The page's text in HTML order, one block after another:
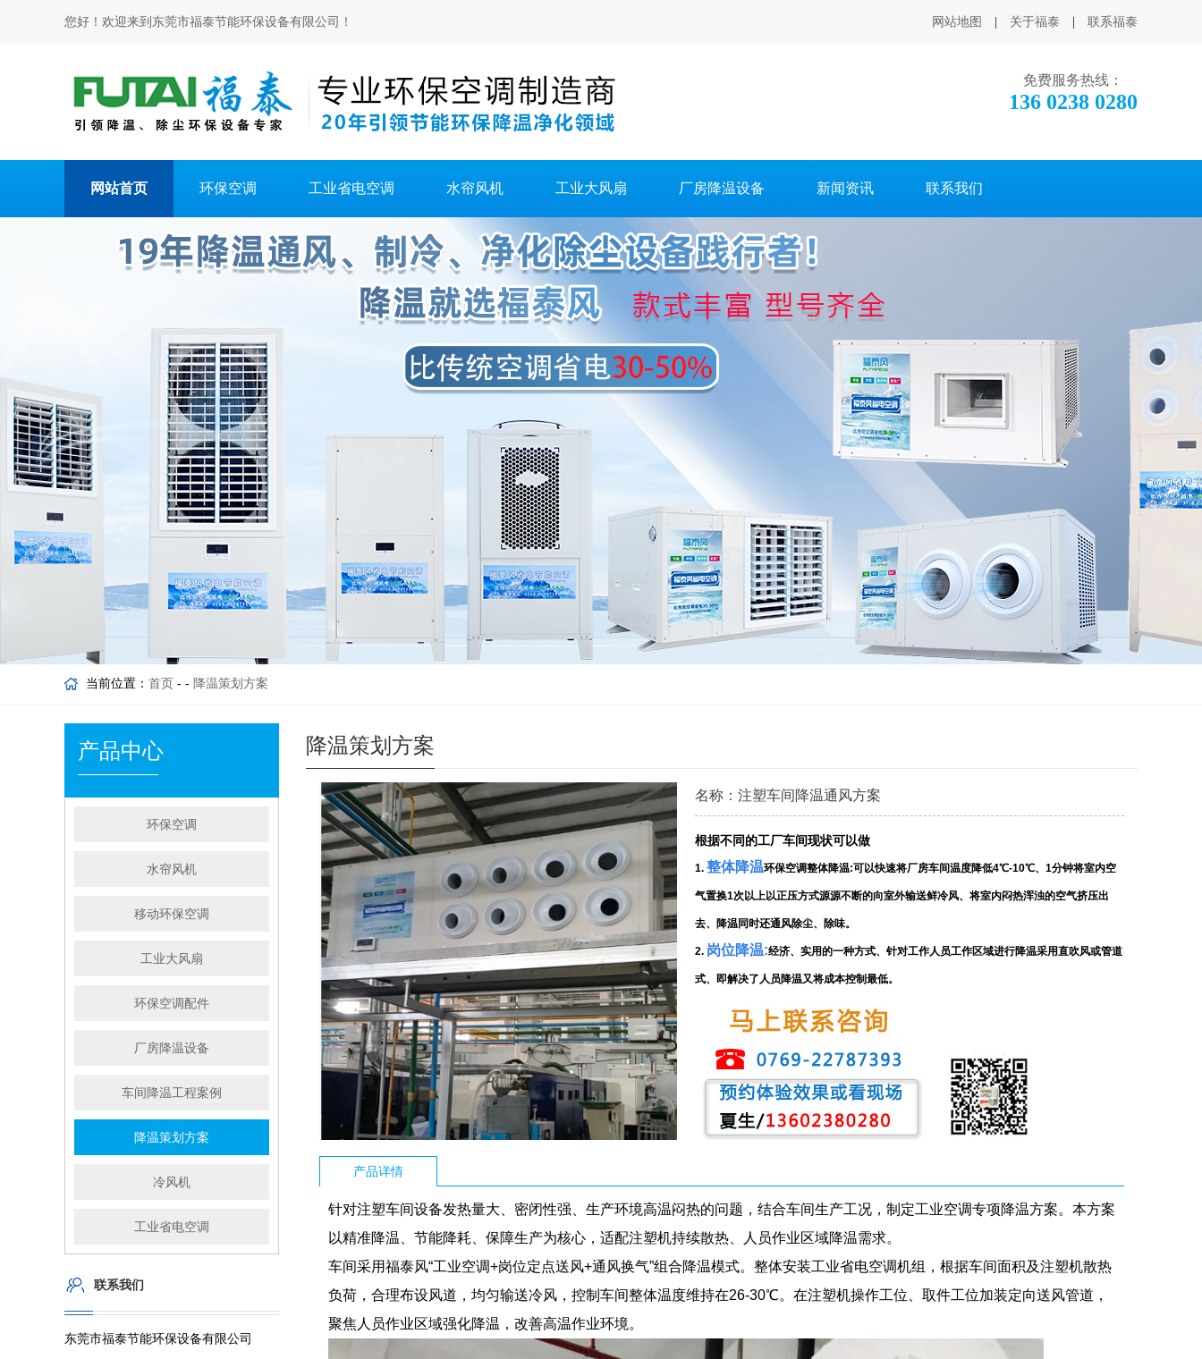
您好！欢迎来到东莞市福泰节能环保设备有限公司！ 网站地图 关于福泰 联系福泰
免费服务热线：
136 0238 0280
网站首页 环保空调 工业省电空调 水帘风机 工业大风扇 厂房降温设备 新闻资讯 联系我们
当前位置： 首页 - - 降温策划方案
产品中心
环保空调
水帘风机
移动环保空调
工业大风扇
环保空调配件
厂房降温设备
车间降温工程案例
降温策划方案
冷风机
工业省电空调
联系我们
东莞市福泰节能环保设备有限公司
降温策划方案
名称：注塑车间降温通风方案
根据不同的工厂车间现状可以做
1. 整体降温环保空调整体降温:可以快速将厂房车间温度降低4℃-10℃、1分钟将室内空
气置换1次以上以正压方式源源不断的向室外输送鲜冷风、将室内闷热浑浊的空气挤压出
去、降温同时还通风除尘、除味。
2. 岗位降温:经济、实用的一种方式、针对工作人员工作区域进行降温采用直吹风或管道
式、即解决了人员降温又将成本控制最低。
产品详情
针对注塑车间设备发热量大、密闭性强、生产环境高温闷热的问题，结合车间生产工况，制定工业空调专项降温方案。本方案
以精准降温、节能降耗、保障生产为核心，适配注塑机持续散热、人员作业区域降温需求。
车间采用福泰风“工业空调+岗位定点送风+通风换气”组合降温模式。整体安装工业省电空调机组，根据车间面积及注塑机散热
负荷，合理布设风道，均匀输送冷风，控制车间整体温度维持在26-30℃。在注塑机操作工位、取件工位加装定向送风管道，
聚焦人员作业区域强化降温，改善高温作业环境。